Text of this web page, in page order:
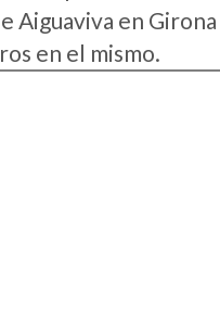
Aiguaviva en
en el mismo.